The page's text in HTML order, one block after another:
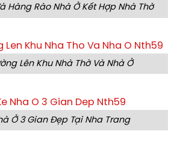
Hàng Rào Nhà Ở Kết Hợp Nhà Thờ
Lên Khu Nhà Thờ Và Nhà Ở
Ở 3 Gian Đẹp Tại Nha Trang